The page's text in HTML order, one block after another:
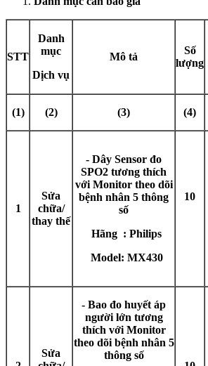
STT
Danh
mục
Dịch vụ
Mô tả
Số
lượng
(1) (2) (3) (4)
1
Sửa
chữa/
thay thế
- Dây Sensor đo
SPO2 tương thích
với Monitor theo dõi
bệnh nhân 5 thông
số
Hãng : Philips
Model: MX430
10
Sửa
- Bao đo huyết áp
người lớn tương
thích với Monitor
theo dõi bệnh nhân 5
thông số